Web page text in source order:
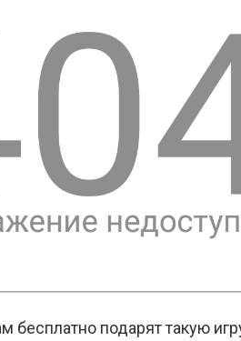
бесплатно подарят такую